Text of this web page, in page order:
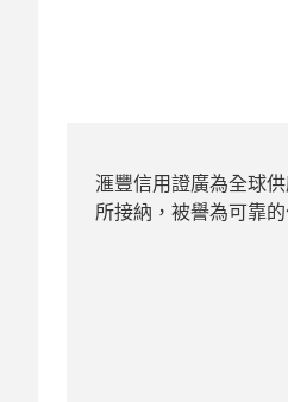
滙豐信用證廣為全球
所接納，被譽為可靠